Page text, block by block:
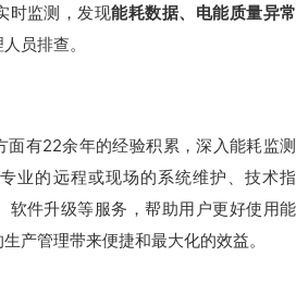
时监测，发现能耗数据、电能质量异常
员排查。
面有22余年的经验积累，深入能耗监测
业的远程或现场的系统维护、技术指
软件升级等服务，帮助用户更好使用能
产管理带来便捷和最大化的效益。